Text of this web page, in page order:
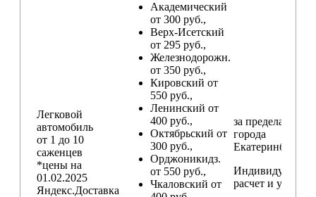
Легковой
автомобиль
от 1 до 10
саженцев
*цены на
01.02.2025
Яндекс.Доставка
Академический
от 300 руб.,
Верх-Исетский
от 295 руб.,
Железнодорожн.
от 350 руб.,
Кировский от
550 руб.,
Ленинский от
400 руб.,
Октябрьский от
300 руб.,
Орджоникидз.
от 550 руб.,
Чкаловский от
за пределами
города
Екатеринбург
расчет и условия